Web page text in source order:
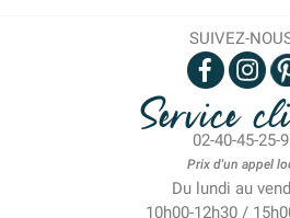
SUIVEZ-
Service
02-40-45-25-
Prix d'un appel
Du lundi au
10h00-12h30 /